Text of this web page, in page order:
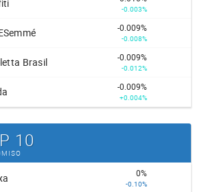
-0.003%
-0.009%
-0.008%
Brasil -0.009%
-0.012%
-0.009%
+0.004%
10
0%
-0.10%